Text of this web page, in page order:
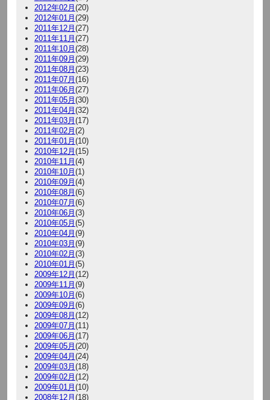
2012年02月 (20)
2012年01月 (29)
2011年12月 (27)
2011年11月 (27)
2011年10月 (28)
2011年09月 (29)
2011年08月 (23)
2011年07月 (16)
2011年06月 (27)
2011年05月 (30)
2011年04月 (32)
2011年03月 (17)
2011年02月 (2)
2011年01月 (10)
2010年12月 (15)
2010年11月 (4)
2010年10月 (1)
2010年09月 (4)
2010年08月 (6)
2010年07月 (6)
2010年06月 (3)
2010年05月 (5)
2010年04月 (9)
2010年03月 (9)
2010年02月 (3)
2010年01月 (5)
2009年12月 (12)
2009年11月 (9)
2009年10月 (6)
2009年09月 (6)
2009年08月 (12)
2009年07月 (11)
2009年06月 (17)
2009年05月 (20)
2009年04月 (24)
2009年03月 (18)
2009年02月 (12)
2009年01月 (10)
2008年12月 (18)